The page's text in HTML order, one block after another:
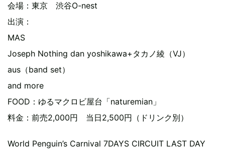
会場：東京 渋谷O-nest
出演：
MAS
Joseph Nothing dan yoshikawa+タカノ綾（VJ）
aus（band set）
and more
FOOD：ゆるマクロビ屋台「naturemian」
料金：前売2,000円 当日2,500円（ドリンク別）
World Penguin’s Carnival 7DAYS CIRCUIT LAST DAY